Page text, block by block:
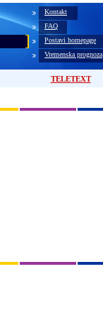
Kontakt
FAQ
Postavi homepage
Vremenska prognoza
TELETEXT